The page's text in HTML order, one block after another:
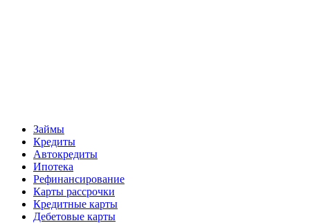
Займы
Кредиты
Автокредиты
Ипотека
Рефинансирование
Карты рассрочки
Кредитные карты
Дебетовые карты